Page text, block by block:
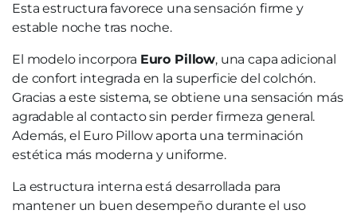
Esta estructura favorece una sensación firme y
estable noche tras noche.
El modelo incorpora Euro Pillow, una capa adicional
de confort integrada en la superficie del colchón.
Gracias a este sistema, se obtiene una sensación más
agradable al contacto sin perder firmeza general.
Además, el Euro Pillow aporta una terminación
estética más moderna y uniforme.
La estructura interna está desarrollada para
mantener un buen desempeño durante el uso